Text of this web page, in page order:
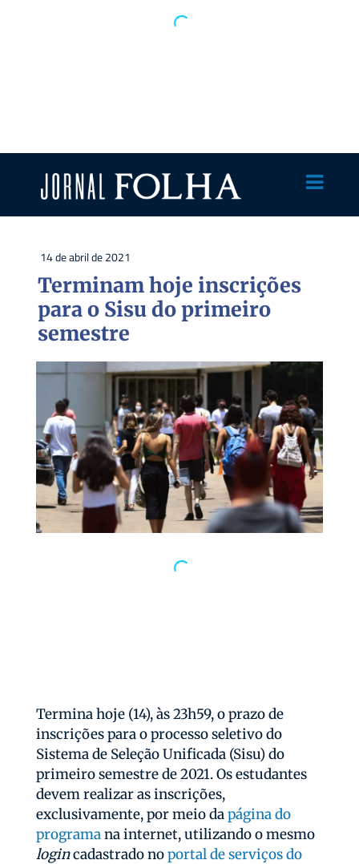
14 de abril de 2021
Terminam hoje inscrições
para o Sisu do primeiro
semestre
Termina hoje (14), às 23h59, o prazo de
inscrições para o processo seletivo do
Sistema de Seleção Unificada (Sisu) do
primeiro semestre de 2021. Os estudantes
devem realizar as inscrições,
exclusivamente, por meio dapágina do
programana internet, utilizando o mesmo
logincadastrado noportal de serviços do